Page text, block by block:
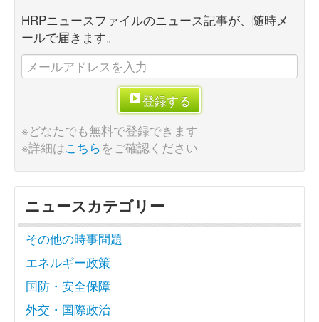
HRPニュースファイルのニュース記事が、随時メ
ールで届きます。
登録する
※どなたでも無料で登録できます
※詳細はこちらをご確認ください
ニュースカテゴリー
その他の時事問題
エネルギー政策
国防・安全保障
外交・国際政治